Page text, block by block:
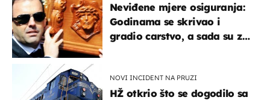
Neviđene mjere osiguranja:
Godinama se skrivao i
gradio carstvo, a sada su za
NOVI INCIDENT NA PRUZI
HŽ otkrio što se dogodilo sa